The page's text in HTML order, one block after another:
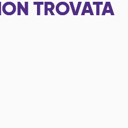
TROVATA